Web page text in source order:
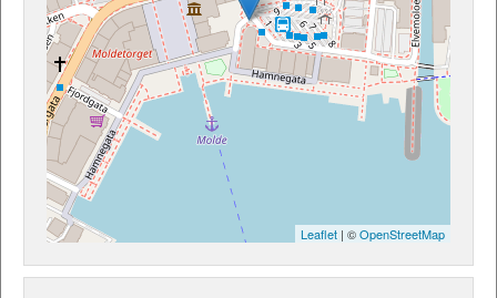
Leaflet | ©OpenStreetMap